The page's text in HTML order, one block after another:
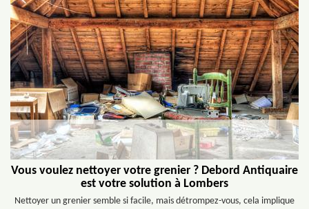
Vous voulez nettoyer votre grenier ? Debord Antiquaire
est votre solution à Lombers
Nettoyer un grenier semble si facile, mais détrompez-vous, cela implique